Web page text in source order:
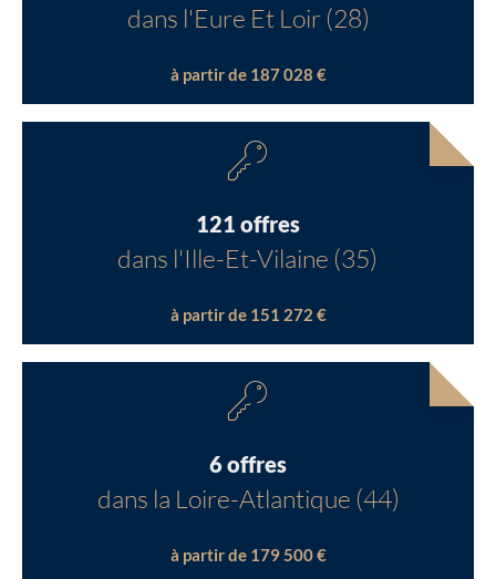
dans l'Eure Et Loir (28)
à partir de 187 028 €
121 offres
dans l'Ille-Et-Vilaine (35)
à partir de 151 272 €
6 offres
dans la Loire-Atlantique (44)
à partir de 179 500 €